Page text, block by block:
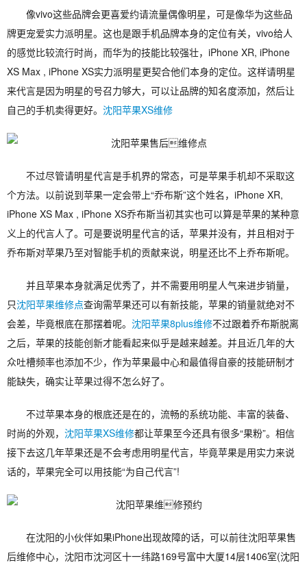
像vivo这些品牌会更喜爱约请流量偶像明星，可是像华为这些品
牌更宠爱实力派明星。这也是跟手机品牌本身的定位有关，vivo给人
的感觉比较流行时尚，而华为的技能比较强壮，iPhone XR, iPhone
XS Max , iPhone XS实力派明星更契合他们本身的定位。这样请明星
来代言是因为明星的号召力够大，可以让品牌的知名度添加，然后让
自己的手机卖得更好。 沈阳苹果XS维修
不过尽管请明星代言是手机界的常态，可是苹果手机却不采取这
个方法。以前说到苹果一定会带上“乔布斯”这个姓名，iPhone XR,
iPhone XS Max , iPhone XS乔布斯当初其实也可以算是苹果的某种意
义上的代言人了。可是要说明星代言的话，苹果并没有，并且相对于
乔布斯对苹果乃至对智能手机的贡献来说，明星还比不上乔布斯呢。
并且苹果本身就满足优秀了，并不需要用明星人气来进步销量，
只沈阳苹果维修点查询需苹果还可以有新技能，苹果的销量就绝对不
会差，毕竟根底在那摆着呢。 沈阳苹果8plus维修不过跟着乔布斯脱离
之后，苹果的技能创新才能看起来似乎是越来越差。并且近几年的大
众吐槽频率也添加不少，作为苹果最中心和最值得自豪的技能研制才
能缺失，确实让苹果过得不怎么好了。
不过苹果本身的根底还是在的，流畅的系统功能、丰富的装备、
时尚的外观， 沈阳苹果XS维修都让苹果至今还具有很多“果粉”。相信
接下去这几年苹果还是不会考虑用明星代言，毕竟苹果是用实力来说
话的，苹果完全可以用技能“为自己代言”!
在沈阳的小伙伴如果iPhone出现故障的话，可以前往沈阳苹果售
后维修中心，沈阳市沈河区十一纬路169号富中大厦14层1406室(沈阳